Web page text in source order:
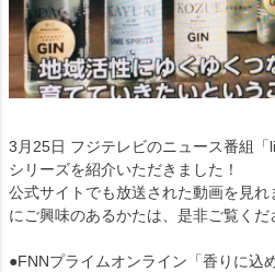
3月25日 フジテレビのニュース番組
シリーズを紹介いただきました！
公式サイトでも放送された動画を見
にご興味のあるかたは、是非ご覧くだ
●FNNプライムオンライン「香りに